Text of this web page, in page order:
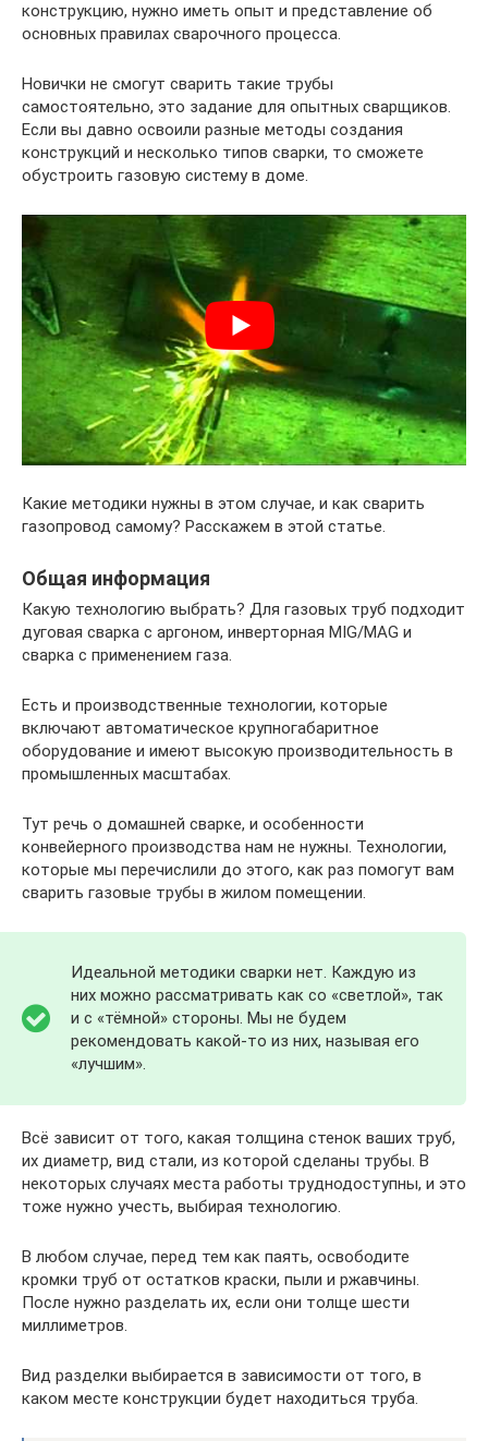
конструкцию, нужно иметь опыт и представление об
основных правилах сварочного процесса.
Новички не смогут сварить такие трубы
самостоятельно, это задание для опытных сварщиков.
Если вы давно освоили разные методы создания
конструкций и несколько типов сварки, то сможете
обустроить газовую систему в доме.
Какие методики нужны в этом случае, и как сварить
газопровод самому? Расскажем в этой статье.
Общая информация
Какую технологию выбрать? Для газовых труб подходит
дуговая сварка с аргоном, инверторная MIG/MAG и
сварка с применением газа.
Есть и производственные технологии, которые
включают автоматическое крупногабаритное
оборудование и имеют высокую производительность в
промышленных масштабах.
Тут речь о домашней сварке, и особенности
конвейерного производства нам не нужны. Технологии,
которые мы перечислили до этого, как раз помогут вам
сварить газовые трубы в жилом помещении.
Идеальной методики сварки нет. Каждую из
них можно рассматривать как со «светлой», так
и с «тёмной» стороны. Мы не будем
рекомендовать какой-то из них, называя его
«лучшим».
Всё зависит от того, какая толщина стенок ваших труб,
их диаметр, вид стали, из которой сделаны трубы. В
некоторых случаях места работы труднодоступны, и это
тоже нужно учесть, выбирая технологию.
В любом случае, перед тем как паять, освободите
кромки труб от остатков краски, пыли и ржавчины.
После нужно разделать их, если они толще шести
миллиметров.
Вид разделки выбирается в зависимости от того, в
каком месте конструкции будет находиться труба.